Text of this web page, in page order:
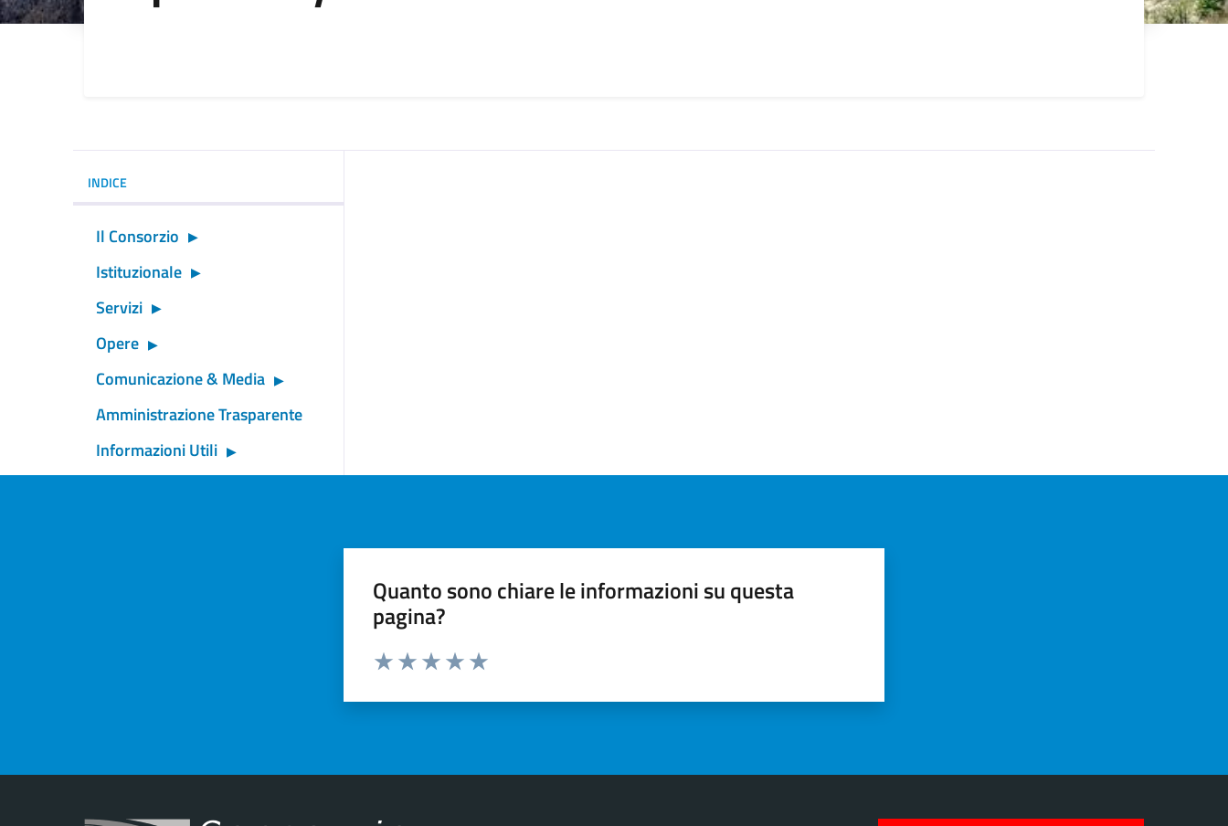
INDICE
Il Consorzio
Istituzionale
Servizi
Opere
Comunicazione & Media
Amministrazione Trasparente
Informazioni Utili
Quanto sono chiare le informazioni su questa
pagina?